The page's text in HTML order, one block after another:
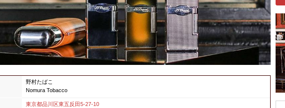
野村たばこ
Nomura Tobacco
東京都品川区東五反田5-27-10